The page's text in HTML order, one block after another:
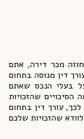
מכר דירה, אתם
דין מנוסה בתחום
בעלי הנכס שאתם
שהזכויות
עורך דין בתחום
שהזכויות שלכם